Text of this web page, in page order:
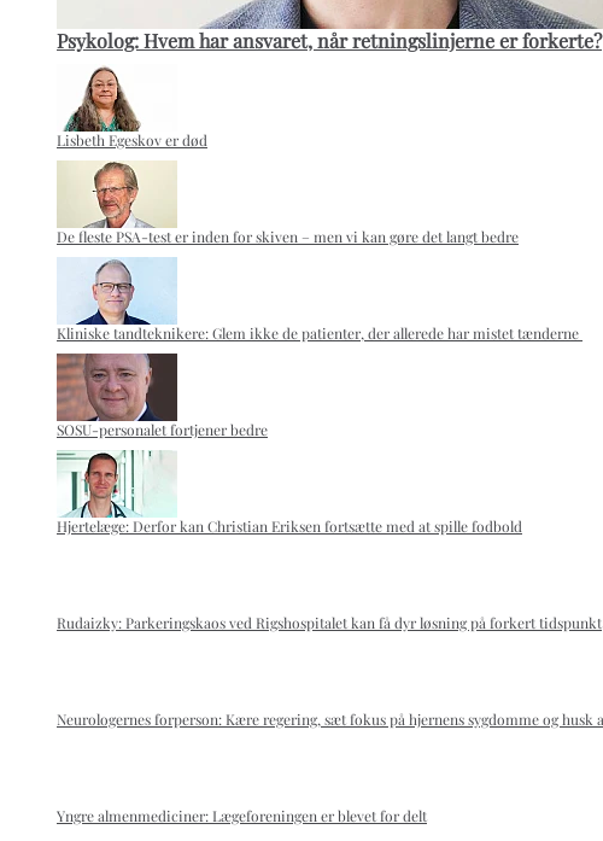
Psykolog: Hvem har ansvaret, når retningslinjerne er forkerte?
Lisbeth Egeskov er død
De fleste PSA-test er inden for skiven – men vi kan gøre det langt bedre
Kliniske tandteknikere: Glem ikke de patienter, der allerede har mistet tænderne
SOSU-personalet fortjener bedre
Hjertelæge: Derfor kan Christian Eriksen fortsætte med at spille fodbold
Rudaizky: Parkeringskaos ved Rigshospitalet kan få dyr løsning på forkert tidspunkt
Neurologernes forperson: Kære regering, sæt fokus på hjernens sygdomme og husk
Yngre almenmediciner: Lægeforeningen er blevet for delt